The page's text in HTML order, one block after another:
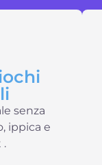
senza
ippica e
.